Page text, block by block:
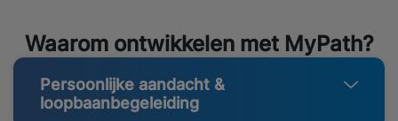
Waarom ontwikkelen met MyPath?
Persoonlijke aandacht &
loopbaanbegeleiding